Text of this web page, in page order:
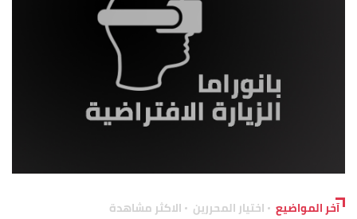
آخر المواضيع اختيار المحررين الاكثر مشاهدة